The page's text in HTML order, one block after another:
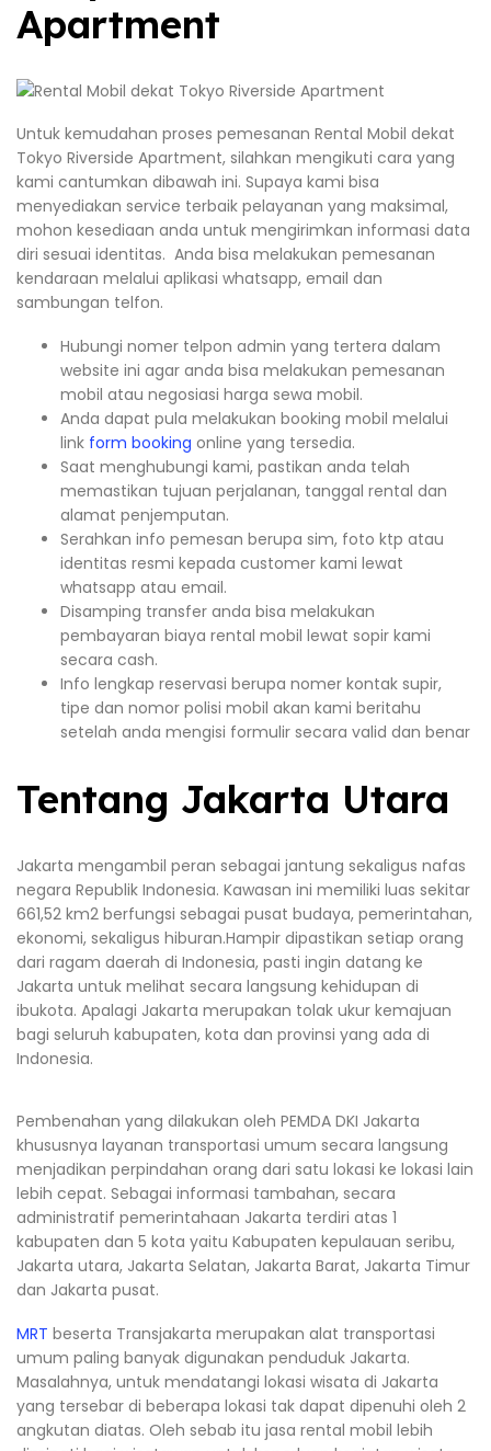
Apartment
Untuk kemudahan proses pemesanan Rental Mobil dekat
Tokyo Riverside Apartment, silahkan mengikuti cara yang
kami cantumkan dibawah ini. Supaya kami bisa
menyediakan service terbaik pelayanan yang maksimal,
mohon kesediaan anda untuk mengirimkan informasi data
diri sesuai identitas. Anda bisa melakukan pemesanan
kendaraan melalui aplikasi whatsapp, email dan
sambungan telfon.
Hubungi nomer telpon admin yang tertera dalam
website ini agar anda bisa melakukan pemesanan
mobil atau negosiasi harga sewa mobil.
Anda dapat pula melakukan booking mobil melalui
link form booking online yang tersedia.
Saat menghubungi kami, pastikan anda telah
memastikan tujuan perjalanan, tanggal rental dan
alamat penjemputan.
Serahkan info pemesan berupa sim, foto ktp atau
identitas resmi kepada customer kami lewat
whatsapp atau email.
Disamping transfer anda bisa melakukan
pembayaran biaya rental mobil lewat sopir kami
secara cash.
Info lengkap reservasi berupa nomer kontak supir,
tipe dan nomor polisi mobil akan kami beritahu
setelah anda mengisi formulir secara valid dan benar
Tentang Jakarta Utara
Jakarta mengambil peran sebagai jantung sekaligus nafas
negara Republik Indonesia. Kawasan ini memiliki luas sekitar
661,52 km2 berfungsi sebagai pusat budaya, pemerintahan,
ekonomi, sekaligus hiburan.Hampir dipastikan setiap orang
dari ragam daerah di Indonesia, pasti ingin datang ke
Jakarta untuk melihat secara langsung kehidupan di
ibukota. Apalagi Jakarta merupakan tolak ukur kemajuan
bagi seluruh kabupaten, kota dan provinsi yang ada di
Indonesia.
Pembenahan yang dilakukan oleh PEMDA DKI Jakarta
khususnya layanan transportasi umum secara langsung
menjadikan perpindahan orang dari satu lokasi ke lokasi lain
lebih cepat. Sebagai informasi tambahan, secara
administratif pemerintahaan Jakarta terdiri atas 1
kabupaten dan 5 kota yaitu Kabupaten kepulauan seribu,
Jakarta utara, Jakarta Selatan, Jakarta Barat, Jakarta Timur
dan Jakarta pusat.
MRT beserta Transjakarta merupakan alat transportasi
umum paling banyak digunakan penduduk Jakarta.
Masalahnya, untuk mendatangi lokasi wisata di Jakarta
yang tersebar di beberapa lokasi tak dapat dipenuhi oleh 2
angkutan diatas. Oleh sebab itu jasa rental mobil lebih